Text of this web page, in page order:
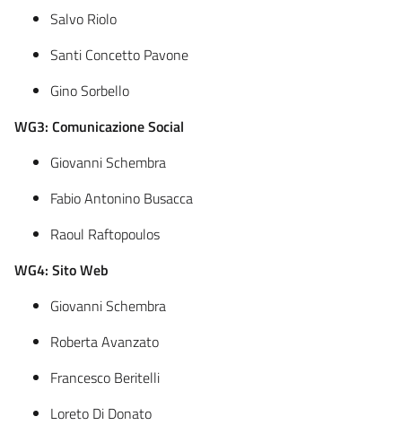
Salvo Riolo
Santi Concetto Pavone
Gino Sorbello
WG3: Comunicazione Social
Giovanni Schembra
Fabio Antonino Busacca
Raoul Raftopoulos
WG4: Sito Web
Giovanni Schembra
Roberta Avanzato
Francesco Beritelli
Loreto Di Donato